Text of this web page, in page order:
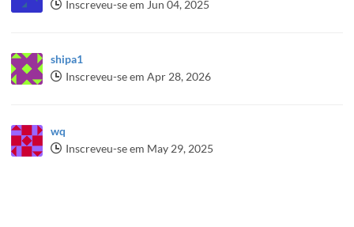
Inscreveu-se em Jun 04, 2025
shipa1
Inscreveu-se em Apr 28, 2026
wq
Inscreveu-se em May 29, 2025